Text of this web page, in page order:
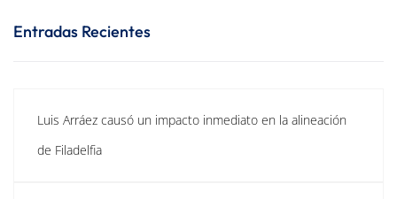
Entradas Recientes
Luis Arráez causó un impacto inmediato en la alineación
de Filadelfia